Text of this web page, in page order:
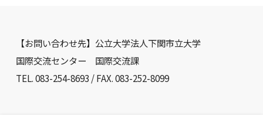
【お問い合わせ先】公立大学法人下関市立大学
国際交流センター 国際交流課
TEL. 083-254-8693 / FAX. 083-252-8099